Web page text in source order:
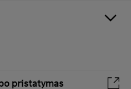
pristatymas